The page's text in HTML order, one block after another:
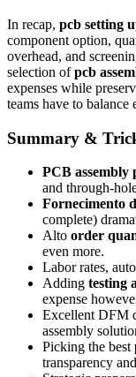
In recap, pcb setting
component option,
overhead, and
selection ofpcb
expenses while
teams have to
Summary &
PCB assembly
and
Fornecimento
complete)
Alto order
even more.
Labor rates,
Adding testing
expense
Excellent DFM
assembly
Picking the best
transparency